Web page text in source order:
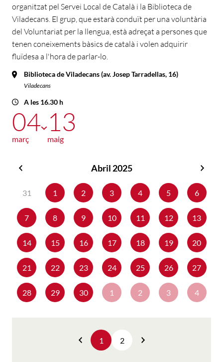
organitzat pel Servei Local de Català i la Biblioteca de
Viladecans. El grup, que estarà conduït per una voluntària
del Voluntariat per la llengua, està adreçat a persones que
tenen coneixements bàsics de català i volen adquirir
fluïdesa a l'hora de parlar-lo.
Biblioteca de Viladecans (av. Josep Tarradellas, 16)
Viladecans
A les 16.30 h
04
març
13
maig
Abril 2025
31
1 2 3 4 5 6
7 8 9 10 11 12 13
14 15 16 17 18 19 20
21 22 23 24 25 26 27
28 29 30 1 2 3 4
Anterior
1 2